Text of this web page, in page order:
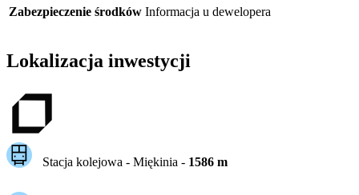
Zabezpieczenie środków Informacja u dewelopera
Lokalizacja inwestycji
Stacja kolejowa - Miękinia - 1586m